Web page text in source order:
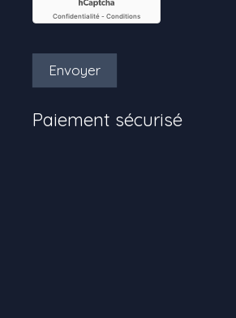
Envoyer
Paiement sécurisé